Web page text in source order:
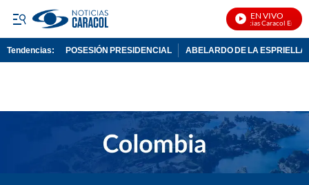
EN VIVO
Noticias Caracol En Vivo
Tendencias: POSESIÓN PRESIDENCIAL ABELARDO DE LA ESPRIELLA